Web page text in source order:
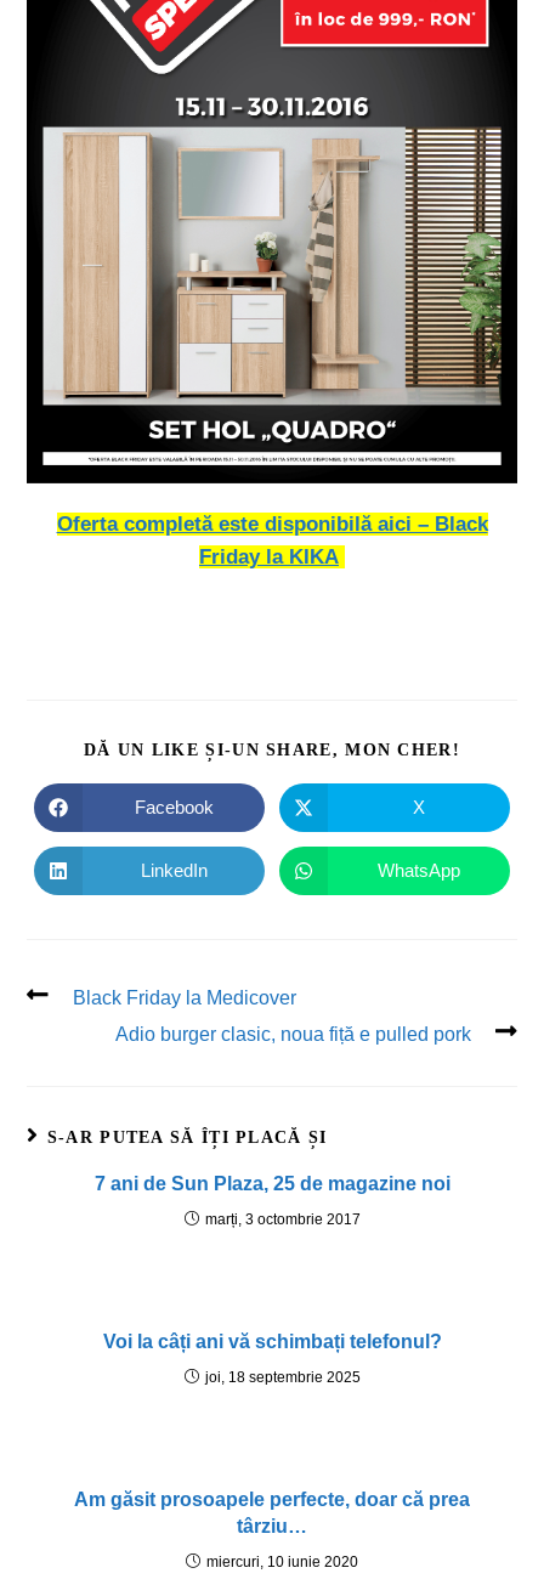
Oferta completă este disponibilă aici – Black
Friday la KIKA
DĂ UN LIKE ȘI-UN SHARE, MON CHER!
Facebook X
LinkedIn WhatsApp
Black Friday la Medicover
Adio burger clasic, noua fiță e pulled pork
S-AR PUTEA SĂ ÎȚI PLACĂ ȘI
7 ani de Sun Plaza, 25 de magazine noi
marți, 3 octombrie 2017
Voi la câți ani vă schimbați telefonul?
joi, 18 septembrie 2025
Am găsit prosoapele perfecte, doar că prea
târziu…
miercuri, 10 iunie 2020